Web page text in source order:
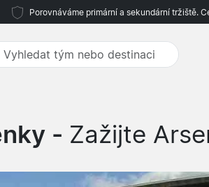
Porovnáváme primární a sekundární tržiště.
- Zažijte